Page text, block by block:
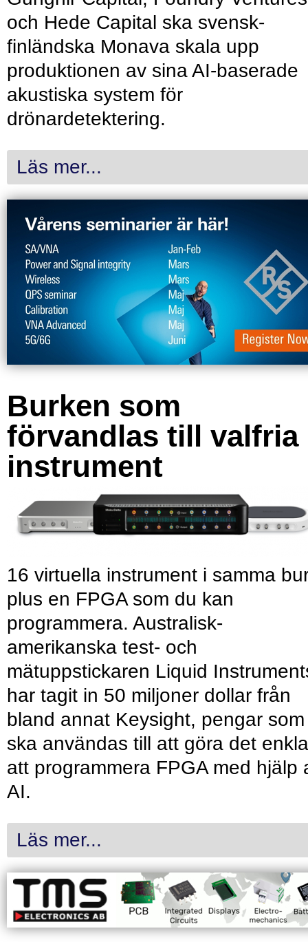
och Hede Capital ska svensk-
finländska Monava skala upp
produktionen av sina AI-baserade
akustiska system för
drönardetektering.
Läs mer...
Burken som
förvandlas till valfria
instrument
16 virtuella instrument i samma
plus en FPGA som du kan
programmera. Australisk-
amerikanska test- och
mätuppstickaren Liquid
har tagit in 50 miljoner dollar från
bland annat Keysight, pengar som
ska användas till att göra det
att programmera FPGA med hjälp
AI.
Läs mer...